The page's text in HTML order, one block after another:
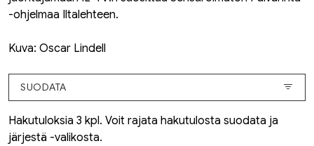
-ohjelmaa Iltalehteen.
Kuva: Oscar Lindell
SUODATA
Hakutuloksia 3 kpl. Voit rajata hakutulosta suodata ja
järjestä -valikosta.